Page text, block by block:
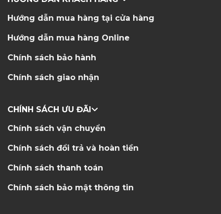
Hướng dẫn mua hàng tại cửa hàng
Hướng dẫn mua hàng Online
Chính sách bảo hành
Chính sách giao nhận
CHÍNH SÁCH ƯU ĐÃI
Chính sách vận chuyển
Chính sách đổi trả và hoàn tiền
Chính sách thanh toán
Chính sách bảo mật thông tin